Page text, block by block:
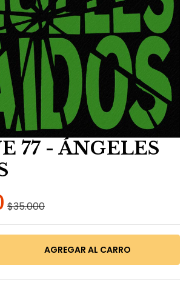
77 - ÁNGELES
$35.000